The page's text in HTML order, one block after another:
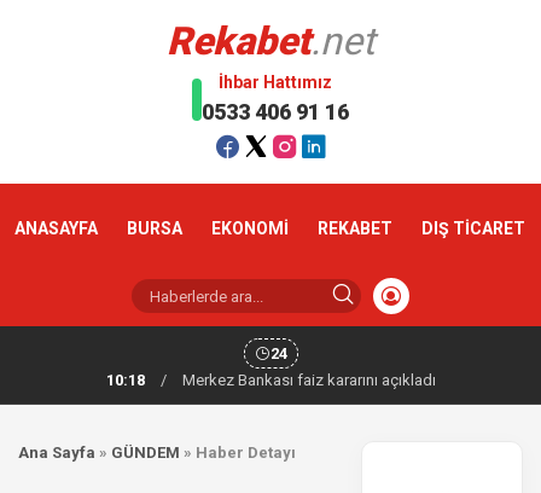
Rekabet.net
İhbar Hattımız
0533 406 91 16
ANASAYFA BURSA EKONOMİ REKABET DIŞ TİCARET
24
10:18
/ Merkez Bankası faiz kararını açıkladı
Ana Sayfa » GÜNDEM » Haber Detayı